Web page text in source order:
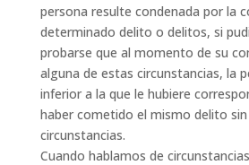
persona resulte condenada por la
determinado delito o delitos, si
probarse que al momento de su
alguna de estas circunstancias, la
inferior a la que le hubiere
haber cometido el mismo delito
circunstancias.
Cuando hablamos de